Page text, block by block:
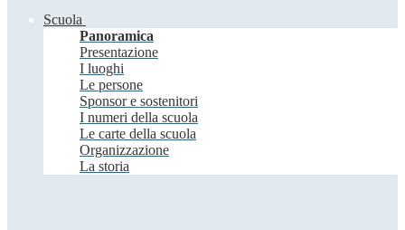
Scuola
Panoramica
Presentazione
I luoghi
Le persone
Sponsor e sostenitori
I numeri della scuola
Le carte della scuola
Organizzazione
La storia